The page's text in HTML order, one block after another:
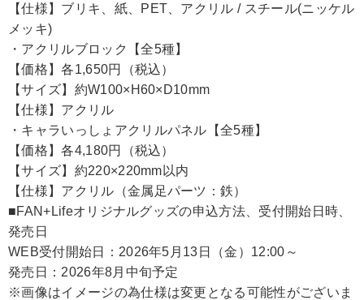
【仕様】ブリキ、紙、PET、アクリル / スチール(ニッケル
メッキ)
・アクリルブロック【全5種】
【価格】各1,650円（税込）
【サイズ】約W100×H60×D10mm
【仕様】アクリル
・キャラいっしょアクリルパネル【全5種】
【価格】各4,180円（税込）
【サイズ】約220×220mm以内
【仕様】アクリル（金属足パーツ：鉄）
■FAN+Lifeオリジナルグッズの申込方法、受付開始日時、
発売日
WEB受付開始日：2026年5月13日（金）12:00～
発売日：2026年8月中旬予定
※画像はイメージの為仕様は変更となる可能性がございま